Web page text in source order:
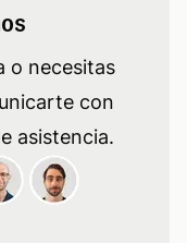
o necesitas
con
asistencia.